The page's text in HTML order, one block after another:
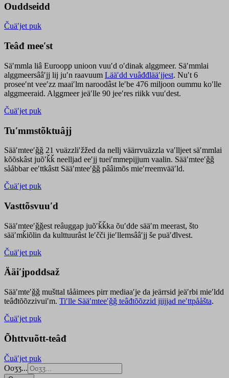
Ouddseidd
Čuäʹjet puk
Teâđ meeʹst
Säʹmmla liâ Euroopp unioon vuuʹd oʹdinak alggmeer. Säʹmmlai
alggmeersââʹjj lij juʹn raavuum Lääʹdd vuâđđlääʹjjest. Nuʹt 6
proseeʹnt veeʹzz maaiʹlm naroodâst leʹbe 476 miljoon oummu koʹlle
alggmeeraid. Alggmeer jeäʹlle 90 jeeʹres riikk vuuʹdest.
Čuäʹjet puk
Tuʹmmstõktuâjj
Sääʹmteeʹǧǧ 21 vuäzzliʹžžed da nellj väärrvuäzzla vaʹlljeet säʹmmlai
kõõskâst juõʹǩǩ neelljad eeʹjj tueiʹmmepijjum vaalin. Sääʹmteeʹǧǧ
sååbbar eeʹttkâstt Sääʹmteeʹǧǧ pââimõs mieʹrreemvääʹld.
Čuäʹjet puk
Vasttõsvuuʹd
Sääʹmteeʹǧǧest reâuggap juõʹǩǩka õuʹdde sääʹm meerast, što
sääʹmǩiõlin da kulttuurâst leʹčči jieʹllemsââʹjj še puäʹđlvest.
Čuäʹjet puk
Ääiʹjpoddsaž
Sääʹmteʹǧǧ mušttal tååimees pirr mediaaʹje da jeärrsid jeäʹrbi mieʹldd
teâđtõõzzivuiʹm. Tiʹlle Sääʹmteeʹǧǧ teâđtõõzzid jiijjad neʹttpååšta.
Čuäʹjet puk
Õhttvuõtt-teâđ
Čuäʹjet puk
Ooʒʒ...